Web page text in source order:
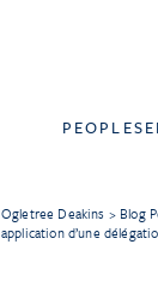
PEOPLE
Ogletree Deakins > Blog
application d’une